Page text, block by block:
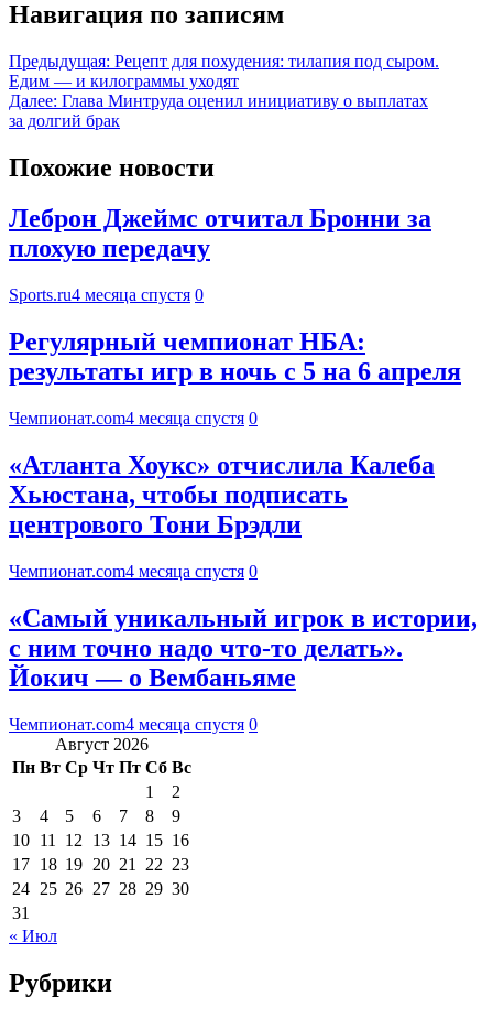
Навигация по записям
Предыдущая: Рецепт для похудения: тилапия под сыром.
Едим — и килограммы уходят
Далее: Глава Минтруда оценил инициативу о выплатах
за долгий брак
Похожие новости
Леброн Джеймс отчитал Бронни за
плохую передачу
Sports.ru4 месяца спустя 0
Регулярный чемпионат НБА:
результаты игр в ночь с 5 на 6 апреля
Чемпионат.com4 месяца спустя 0
«Атланта Хоукс» отчислила Калеба
Хьюстана, чтобы подписать
центрового Тони Брэдли
Чемпионат.com4 месяца спустя 0
«Самый уникальный игрок в истории,
с ним точно надо что-то делать».
Йокич — о Вембаньяме
Чемпионат.com4 месяца спустя 0
Август 2026
Пн Вт Ср Чт Пт Сб Вс
1
2
3
4 5 6 7 8
9
10 11 12 13 14 15 16
17 18 19 20 21 22 23
24 25 26 27 28 29 30
31
« Июл
Рубрики